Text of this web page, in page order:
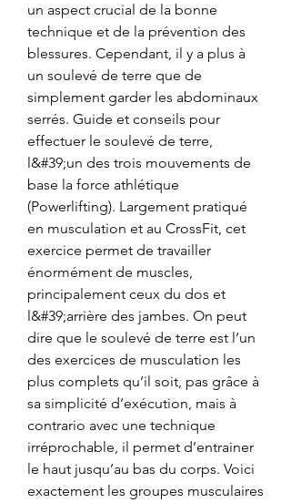
un aspect crucial de la bonne
technique et de la prévention des
blessures. Cependant, il y a plus à
un soulevé de terre que de
simplement garder les abdominaux
serrés. Guide et conseils pour
effectuer le soulevé de terre,
l&#39;un des trois mouvements de
base la force athlétique
(Powerlifting). Largement pratiqué
en musculation et au CrossFit, cet
exercice permet de travailler
énormément de muscles,
principalement ceux du dos et
l&#39;arrière des jambes. On peut
dire que le soulevé de terre est l’un
des exercices de musculation les
plus complets qu’il soit, pas grâce à
sa simplicité d’exécution, mais à
contrario avec une technique
irréprochable, il permet d’entrainer
le haut jusqu’au bas du corps. Voici
exactement les groupes musculaires